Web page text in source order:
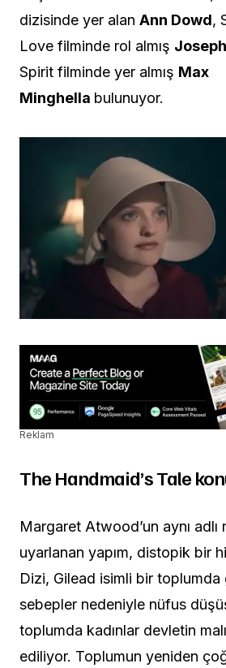
dizisinde yer alan Ann Dowd,
Love filminde rol almış
Spirit filminde yer almış Max
Minghella bulunuyor.
Reklam
The Handmaid’s Tale
Margaret Atwood’un aynı adlı
uyarlanan yapım, distopik bir
Dizi, Gilead isimli bir
sebepler nedeniyle nüfus
toplumda kadınlar devletin
ediliyor. Toplumun yeniden